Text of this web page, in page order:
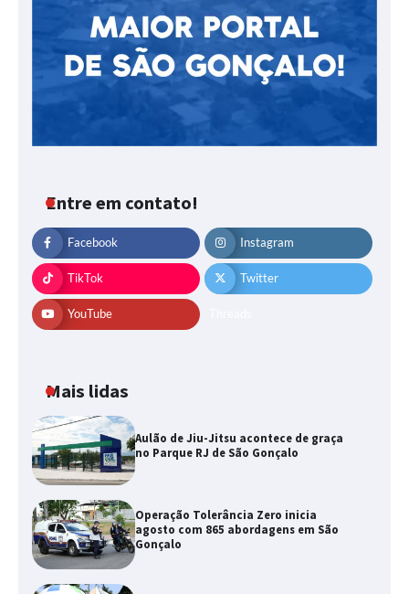
Entre em contato!
Facebook Instagram
TikTok Twitter
YouTube
Mais lidas
Aulão de Jiu-Jitsu acontece de graça
no Parque RJ de São Gonçalo
Operação Tolerância Zero inicia
agosto com 865 abordagens em São
Gonçalo